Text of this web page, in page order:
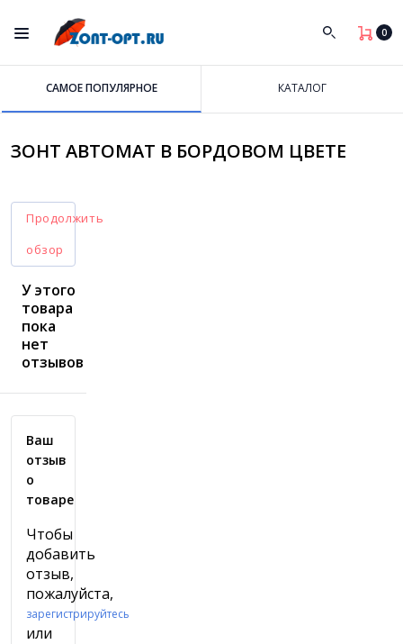
0
САМОЕ ПОПУЛЯРНОЕ КАТАЛОГ
ЗОНТ АВТОМАТ В БОРДОВОМ ЦВЕТЕ
Продолжить
обзор
У этого
товара
пока
нет
отзывов
Ваш
отзыв
о
товаре
Чтобы
добавить
отзыв,
пожалуйста,
зарегистрируйтесь
или